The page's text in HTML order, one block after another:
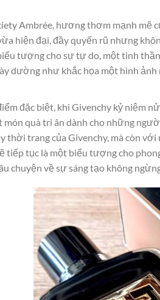
Ambrée, hương thơm mạnh mẽ
hiện đại, đầy quyến rũ nhưng
tượng cho sự tự do, một tinh
dường như khắc họa một hình
đặc biệt, khi Givenchy kỷ niệm
món quà tri ân dành cho những
thời trang của Givenchy, mà còn
tiếp tục là một biểu tượng cho
chuyện về sự sáng tạo không